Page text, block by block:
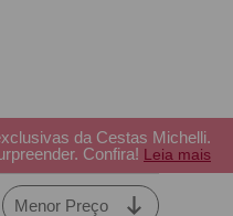
da Cestas Michelli.
Confira! Leia mais
Menor Preço